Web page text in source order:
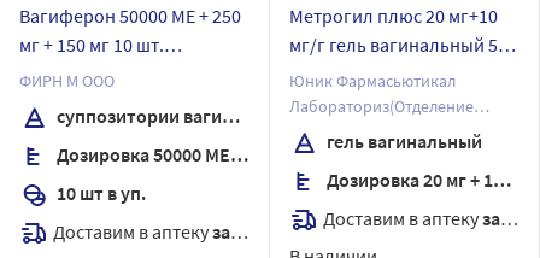
Вагиферон 50000 МЕ + 250
мг + 150 мг 10 шт.
суппозитории
вагинальные
ФИРН М ООО
суппозитории вагинальные
Дозировка 50000 МЕ + 250 мг + 150 мг
10 шт в уп.
Доставим в аптекузавтра
Метрогил плюс 20 мг+10
мг/г гель вагинальный 50
гр
Юник Фармасьютикал
Лабораториз(Отделение
фирмы Дж.Б.Кемикалс энд
Фармасьютикалс Лтд)
гель вагинальный
Дозировка 20 мг + 10 мг/г
Доставим в аптекузавтра